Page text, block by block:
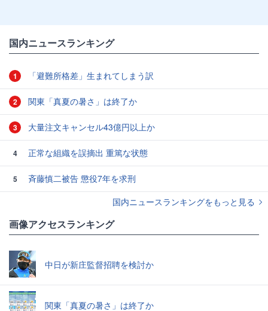
国内ニュースランキング
1 「避難所格差」生まれてしまう訳
2 関東「真夏の暑さ」は終了か
3 大量注文キャンセル43億円以上か
4 正常な組織を誤摘出 重篤な状態
5
斉藤慎二被告 懲役7年を求刑
国内ニュースランキングをもっと見る
画像アクセスランキング
中日が新庄監督招聘を検討か
関東「真夏の暑さ」は終了か